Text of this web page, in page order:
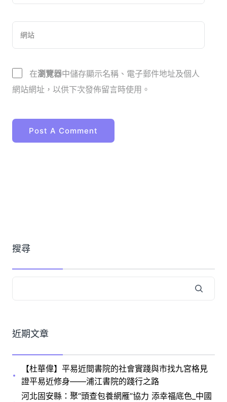
在瀏覽器中儲存顯示名稱、電子郵件地址及個人
網站網址，以供下次發佈留言時使用。
搜尋
近期文章
【杜華偉】平易近間書院的社會實踐與市找九宮格見
證平易近修身——浦江書院的踐行之路
河北固安縣：聚“頭查包養網雁”協力 添幸福底色_中國